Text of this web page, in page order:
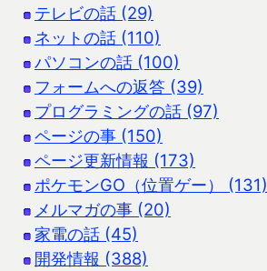
テレビの話 (29)
ネットの話 (110)
パソコンの話 (100)
フォームへの返答 (39)
プログラミングの話 (97)
ページの事 (150)
ページ更新情報 (173)
ポケモンGO（位置ゲー） (131)
メルマガの事 (20)
家電の話 (45)
開発情報 (388)